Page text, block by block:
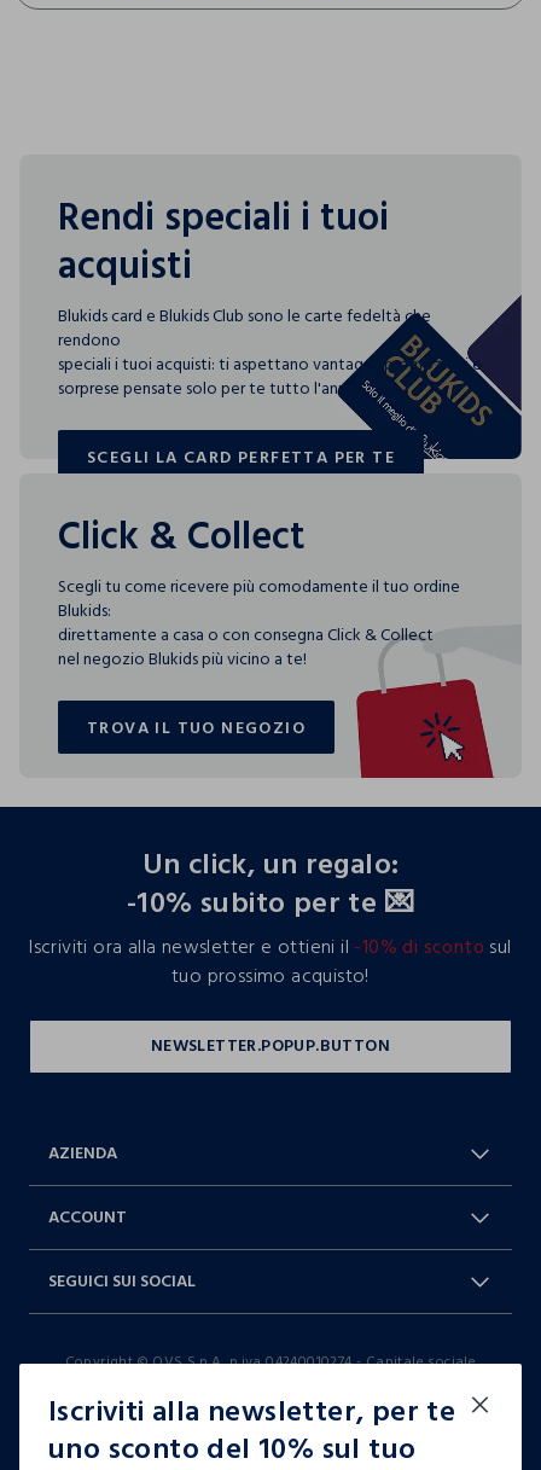
Rendi speciali i tuoi
acquisti
Blukids card e Blukids Club sono le carte fedeltà che
rendono
speciali i tuoi acquisti: ti aspettano vantaggi, promozioni e
sorprese pensate solo per te tutto l'anno!
SCEGLI LA CARD PERFETTA PER TE
SCEGLI LA CARD PERFETTA PER TE
Click & Collect
Scegli tu come ricevere più comodamente il tuo ordine
Blukids:
direttamente a casa o con consegna Click & Collect
nel negozio Blukids più vicino a te!
TROVA IL TUO NEGOZIO
TROVA IL TUO NEGOZIO
Iscriviti alla newsletter, per te
uno sconto del 10% sul tuo
Un click, un regalo:
-10% subito per te 💌
Iscriviti ora alla newsletter e ottieni il -10% di sconto sul
tuo prossimo acquisto!
AZIENDA
Dichiarazione accessibilità
ACCOUNT
9-17)
SEGUICI SUI SOCIAL
TikTok
Copyright © OVS S.p.A, p.iva 04240010274 - Capitale sociale
it |italiano